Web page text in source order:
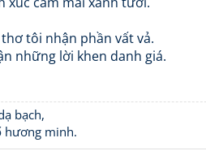
tôi nhận phần vất vả.
những lời khen danh giá.
bạch,
hương minh.